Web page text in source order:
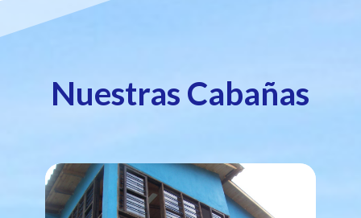
Nuestras Cabañas